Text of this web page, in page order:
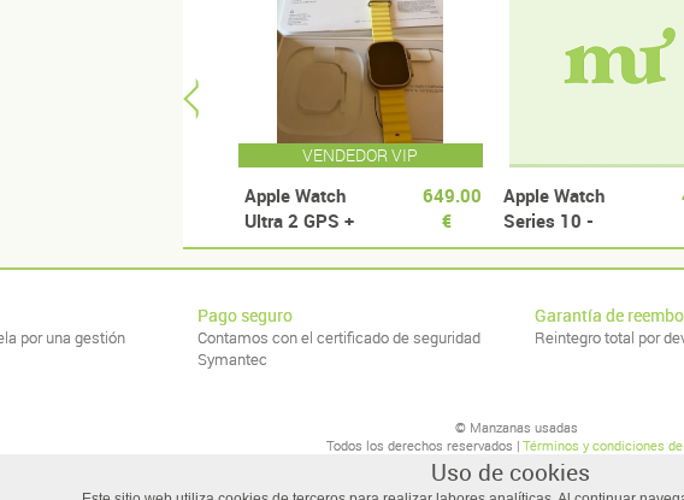
VENDEDOR VIP
Apple Watch
Ultra 2 GPS +
Cellular Titanio
Natural 49 mm y
Azul - Apple
Care
649.00
€
Apple Watch
Series 10 -
46mm Negro
por una gestión
Pago seguro
Contamos con el certificado de seguridad
Symantec
Garantía de
Reintegro total por
© Manzanas usadas
Todos los derechos reservados | Términos y condiciones
Uso de cookies